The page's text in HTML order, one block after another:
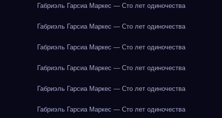
Габриэль Гарсиа Маркес — Сто лет одиночества
Габриэль Гарсиа Маркес — Сто лет одиночества
Габриэль Гарсиа Маркес — Сто лет одиночества
Габриэль Гарсиа Маркес — Сто лет одиночества
Габриэль Гарсиа Маркес — Сто лет одиночества
Габриэль Гарсиа Маркес — Сто лет одиночества